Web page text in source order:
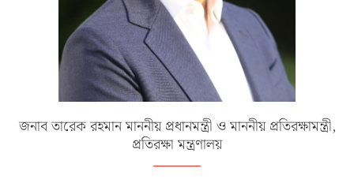
জনাব তারেক রহমান মাননীয় প্রধানমন্ত্রী ও মাননীয় প্রতিরক্ষামন্ত্রী,
প্রতিরক্ষা মন্ত্রণালয়